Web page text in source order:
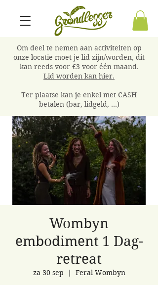
Om deel te nemen aan activiteiten op
onze locatie moet je lid zijn/worden, dit
kan reeds voor €3 voor één maand.
Lid worden kan hier.
Ter plaatse kan je enkel met CASH
betalen (bar, lidgeld, ...)
Wombyn
embodiment 1 Dag-
retreat
za 30 sep
  |
Feral Wombyn